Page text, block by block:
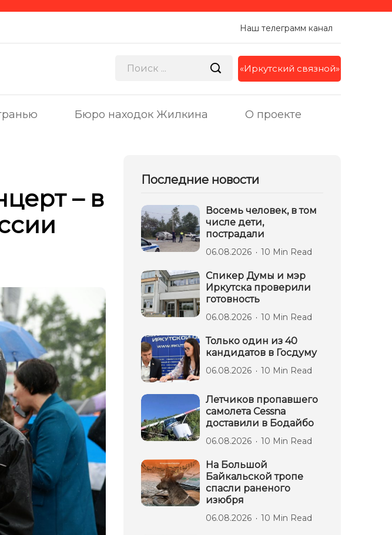
Наш телеграмм канал
«Иркутский связной»
Бюро находок Жилкина О проекте
– в
Последние новости
Восемь человек, в том
числе дети,
пострадали
06.08.2026 10 Min Read
Спикер Думы и мэр
Иркутска проверили
готовность
06.08.2026 10 Min Read
Только один из 40
кандидатов в Госдуму
06.08.2026 10 Min Read
Летчиков пропавшего
самолета Cessna
доставили в Бодайбо
06.08.2026 10 Min Read
На Большой
Байкальской тропе
спасли раненого
изюбря
06.08.2026 10 Min Read